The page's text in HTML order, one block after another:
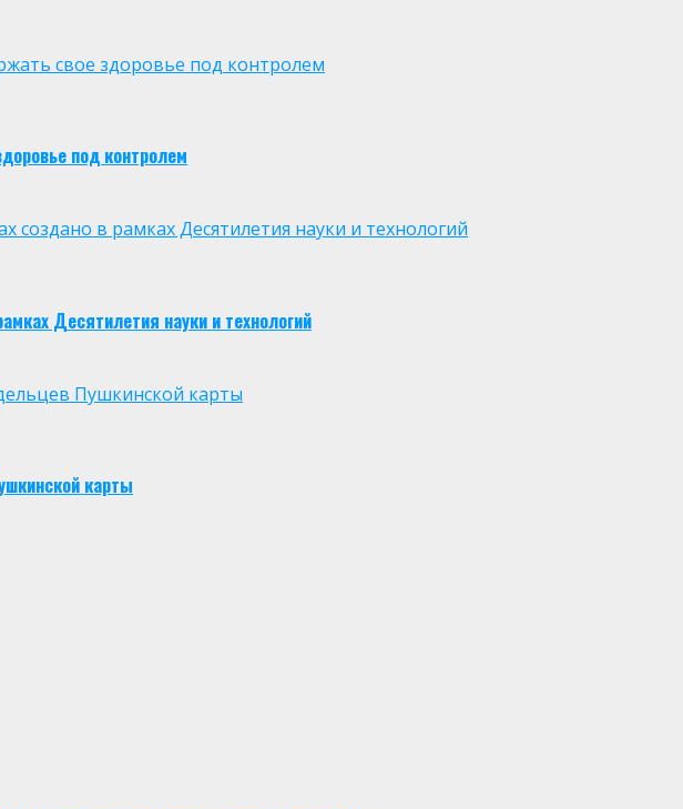
свое здоровье под контролем
под контролем
в рамках Десятилетия науки и технологий
Десятилетия науки и технологий
Пушкинской карты
карты